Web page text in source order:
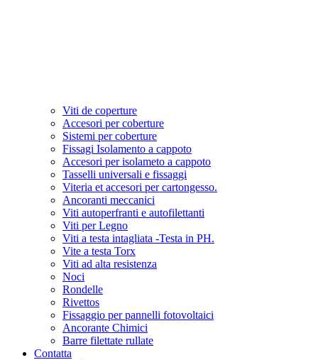
Viti de coperture
Accesori per coberture
Sistemi per coberture
Fissagi Isolamento a cappoto
Accesori per isolameto a cappoto
Tasselli universali e fissaggi
Viteria et accesori per cartongesso.
Ancoranti meccanici
Viti autoperfranti e autofilettanti
Viti per Legno
Viti a testa intagliata -Testa in PH.
Vite a testa Torx
Viti ad alta resistenza
Noci
Rondelle
Rivettos
Fissaggio per pannelli fotovoltaici
Ancorante Chimici
Barre filettate rullate
Contatta